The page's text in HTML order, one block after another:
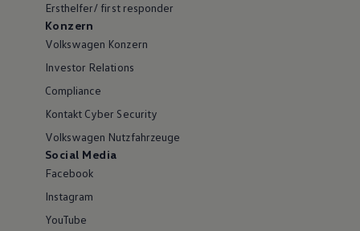
Ersthelfer/ first responder
Konzern
Volkswagen Konzern
Investor Relations
Compliance
Kontakt Cyber Security
Volkswagen Nutzfahrzeuge
Social Media
Facebook
Instagram
YouTube